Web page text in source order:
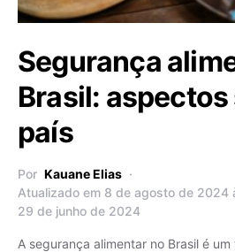
Segurança
Brasil:
país
Por Kauane Elias
Atualizado em 8 de agosto de 2024
29 de junho de 2024
A segurança alimentar no Brasil é